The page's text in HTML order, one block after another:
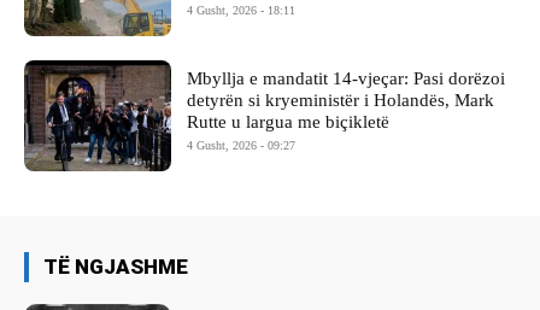
4 Gusht, 2026 - 18:11
Mbyllja e mandatit 14-vjeçar: Pasi dorëzoi
detyrën si kryeministër i Holandës, Mark
Rutte u largua me biçikletë
4 Gusht, 2026 - 09:27
TË NGJASHME